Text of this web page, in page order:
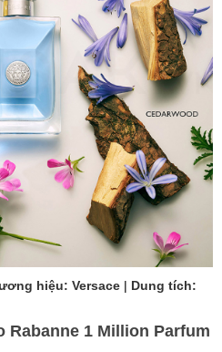
hiệu: Versace | Dung tích:
Rabanne 1 Million Parfum